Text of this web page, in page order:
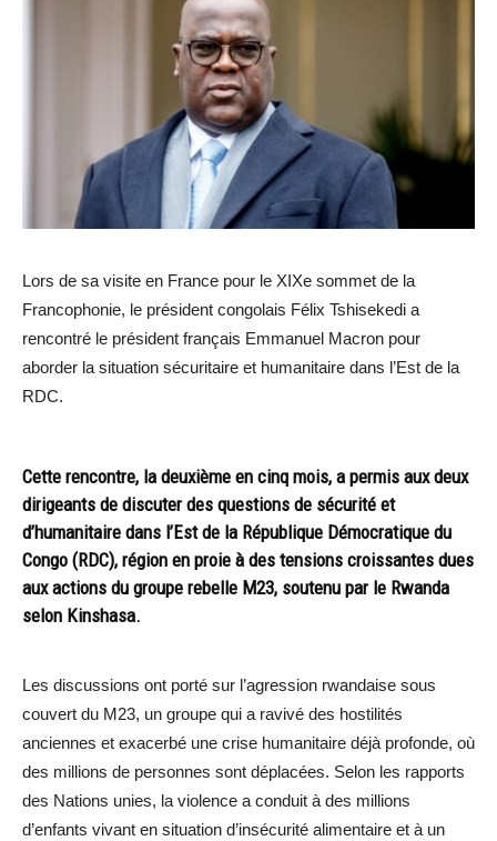
Lors de sa visite en France pour le XIXe sommet de la
Francophonie, le président congolais Félix Tshisekedi a
rencontré le président français Emmanuel Macron pour
aborder la situation sécuritaire et humanitaire dans l’Est de la
RDC.
Cette rencontre, la deuxième en cinq mois, a permis aux deux
dirigeants de discuter des questions de sécurité et
d’humanitaire dans l’Est de la République Démocratique du
Congo (RDC), région en proie à des tensions croissantes dues
aux actions du groupe rebelle M23, soutenu par le Rwanda
selon Kinshasa.
Les discussions ont porté sur l’agression rwandaise sous
couvert du M23, un groupe qui a ravivé des hostilités
anciennes et exacerbé une crise humanitaire déjà profonde, où
des millions de personnes sont déplacées. Selon les rapports
des Nations unies, la violence a conduit à des millions
d’enfants vivant en situation d’insécurité alimentaire et à un